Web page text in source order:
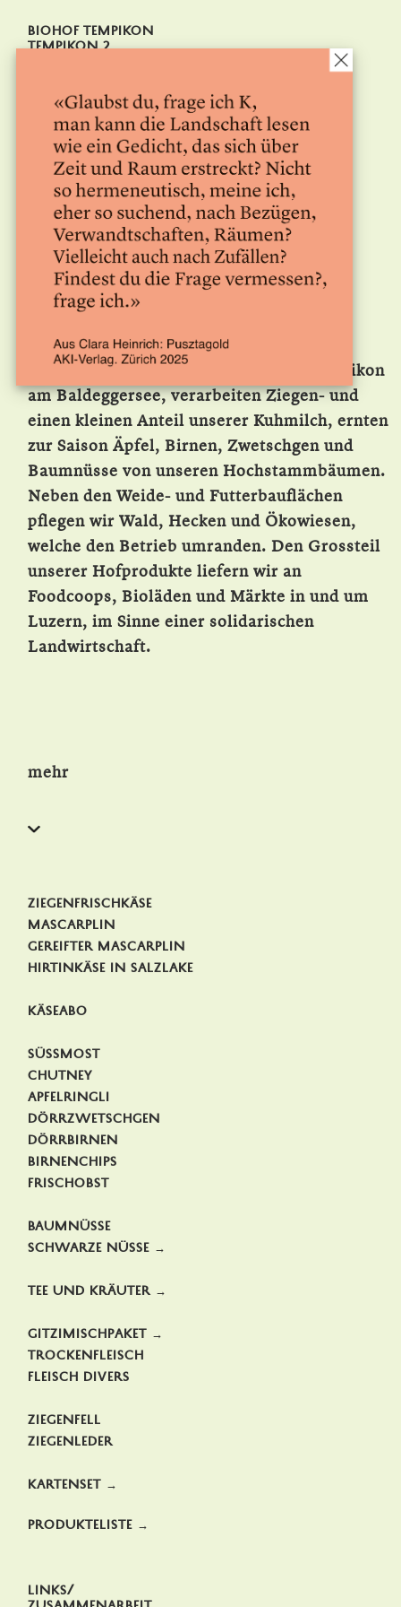
Biohof Tempikon
Tempikon 2
079 848 66 95
kontakt@
biohof.tempikon.ch
Betriebsspiegel →
Lehrstelle/
Praktikum →
Wir bewirtschaften einen Biohof in Tempikon
am Baldeggersee, verarbeiten Ziegen- und
einen kleinen Anteil unserer Kuhmilch, ernten
zur Saison Äpfel, Birnen, Zwetschgen und
Baumnüsse von unseren Hochstammbäumen.
Neben den Weide- und Futterbauflächen
pflegen wir Wald, Hecken und Ökowiesen,
welche den Betrieb umranden. Den Grossteil
unserer Hofprodukte liefern wir an
Foodcoops, Bioläden und Märkte in und um
Luzern, im Sinne einer solidarischen
Landwirtschaft.
mehr
Ziegenfrischkäse
Mascarplin
Gereifter Mascarplin
Hirtinkäse in Salzlake
Käseabo
Süssmost
Chutney
Apfelringli
Dörrzwetschgen
Dörrbirnen
Birnenchips
Frischobst
Baumnüsse
Schwarze Nüsse →
Tee und Kräuter →
Gitzimischpaket →
Trockenfleisch
Fleisch divers
Ziegenfell
Ziegenleder
Kartenset →
Produkteliste →
Links/